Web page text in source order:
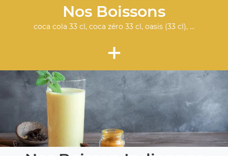
Nos Boissons
coca cola 33 cl, coca zéro 33 cl, oasis (33 cl), ...
+